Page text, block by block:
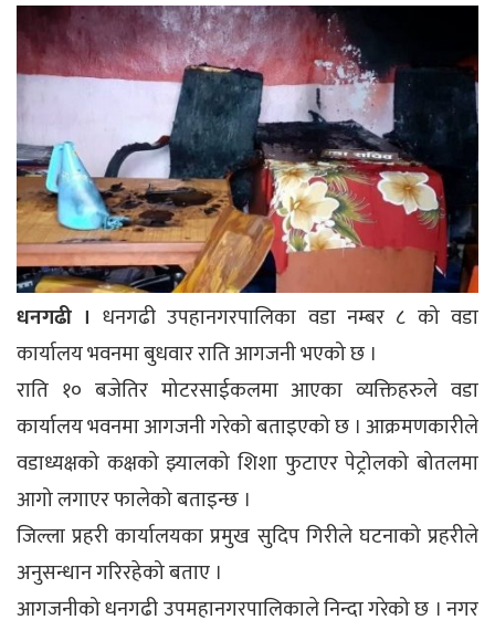
धनगढी । धनगढी उपहानगरपालिका वडा नम्बर ८ को वडा
कार्यालय भवनमा बुधवार राति आगजनी भएको छ ।
राति १० बजेतिर मोटरसाईकलमा आएका व्यक्तिहरुले वडा
कार्यालय भवनमा आगजनी गरेको बताइएको छ । आक्रमणकारीले
वडाध्यक्षको कक्षको झ्यालको शिशा फुटाएर पेट्रोलको बोतलमा
आगो लगाएर फालेको बताइन्छ ।
जिल्ला प्रहरी कार्यालयका प्रमुख सुदिप गिरीले घटनाको प्रहरीले
अनुसन्धान गरिरहेको बताए ।
आगजनीको धनगढी उपमहानगरपालिकाले निन्दा गरेको छ । नगर